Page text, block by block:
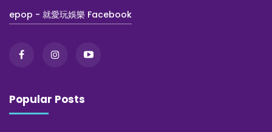
epop - 就愛玩娛樂 Facebook
Popular Posts